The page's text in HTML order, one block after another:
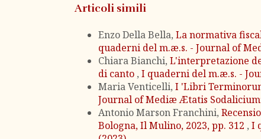
Articoli simili
Enzo Della Bella,La normativa
quaderni del m.æ.s. - Journal of
Chiara Bianchi,L'interpretazione
di canto ,I quaderni del m.æ.s. -
Maria Venticelli,I 'Libri
Journal of Mediæ Ætatis Sodalicium:
Antonio Marson Franchini,
Bologna, Il Mulino, 2023, pp. 312 ,I